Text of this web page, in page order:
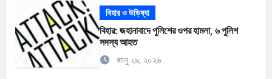
বিহার ও উড়িষ্যা
বিহার: জহানাবাদে পুলিশের ওপর হামলা, ৬ পুলিশ
সদস্য আহত
জানু ২৯, ২০২৬